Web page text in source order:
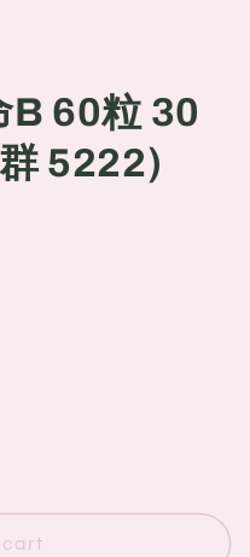
B 60粒 30
5222)
cart